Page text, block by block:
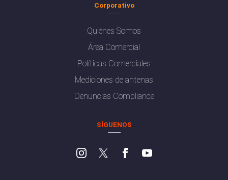
Corporativo
Quiénes Somos
Área Comercial
Políticas Comerciales
Mediciones de antenas
Denuncias Compliance
SÍGUENOS